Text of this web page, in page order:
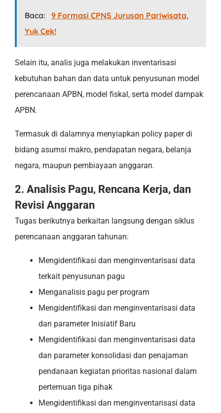
Baca: 9 Formasi CPNS Jurusan Pariwisata,
Yuk Cek!
Selain itu, analis juga melakukan inventarisasi
kebutuhan bahan dan data untuk penyusunan model
perencanaan APBN, model fiskal, serta model dampak
APBN.
Termasuk di dalamnya menyiapkan policy paper di
bidang asumsi makro, pendapatan negara, belanja
negara, maupun pembiayaan anggaran.
2. Analisis Pagu, Rencana Kerja, dan
Revisi Anggaran
Tugas berikutnya berkaitan langsung dengan siklus
perencanaan anggaran tahunan:
Mengidentifikasi dan menginventarisasi data
terkait penyusunan pagu
Menganalisis pagu per program
Mengidentifikasi dan menginventarisasi data
dan parameter Inisiatif Baru
Mengidentifikasi dan menginventarisasi data
dan parameter konsolidasi dan penajaman
pendanaan kegiatan prioritas nasional dalam
pertemuan tiga pihak
Mengidentifikasi dan menginventarisasi data